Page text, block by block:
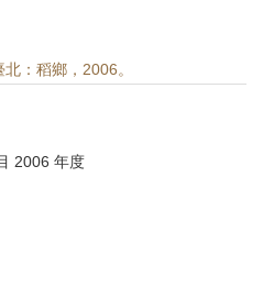
：稻鄉，2006。
2006 年度